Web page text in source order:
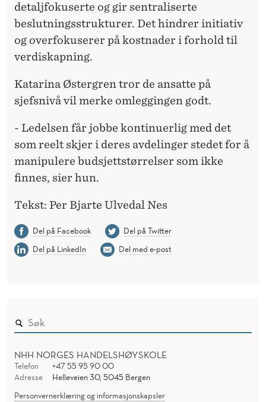
detaljfokuserte og gir sentraliserte
beslutningsstrukturer. Det hindrer initiativ
og overfokuserer på kostnader i forhold til
verdiskapning.
Katarina Østergren tror de ansatte på
sjefsnivå vil merke omleggingen godt.
- Ledelsen får jobbe kontinuerlig med det
som reelt skjer i deres avdelinger stedet for å
manipulere budsjettstørrelser som ikke
finnes, sier hun.
Tekst: Per Bjarte Ulvedal Nes
Del på Facebook
Del på Twitter
Del på LinkedIn
Del med e-post
NHH NORGES HANDELSHØYSKOLE
Telefon
+47 55 95 90 00
Adresse
Helleveien 30, 5045 Bergen
Personvernerklæring og informasjonskapsler